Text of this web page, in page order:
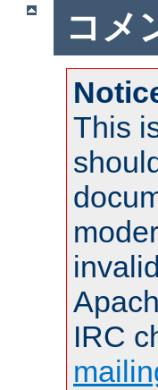
コメ
This
IRC